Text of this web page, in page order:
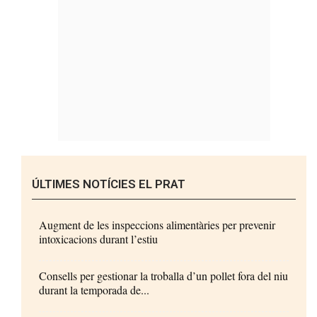
ÚLTIMES NOTÍCIES EL PRAT
Augment de les inspeccions alimentàries per prevenir
intoxicacions durant l’estiu
Consells per gestionar la troballa d’un pollet fora del niu
durant la temporada de...